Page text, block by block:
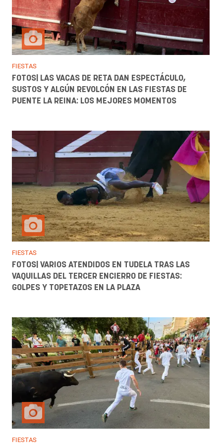
FIESTAS
FOTOS| LAS VACAS DE RETA DAN ESPECTÁCULO,
SUSTOS Y ALGÚN REVOLCÓN EN LAS FIESTAS DE
PUENTE LA REINA: LOS MEJORES MOMENTOS
FIESTAS
FOTOS| VARIOS ATENDIDOS EN TUDELA TRAS LAS
VAQUILLAS DEL TERCER ENCIERRO DE FIESTAS:
GOLPES Y TOPETAZOS EN LA PLAZA
FIESTAS